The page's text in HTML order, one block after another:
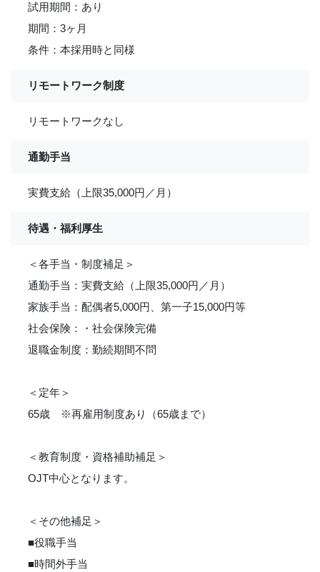
試用期間：あり
期間：3ヶ月
条件：本採用時と同様
リモートワーク制度
リモートワークなし
通勤手当
実費支給（上限35,000円／月）
待遇・福利厚生
＜各手当・制度補足＞
通勤手当：実費支給（上限35,000円／月）
家族手当：配偶者5,000円、第一子15,000円等
社会保険：・社会保険完備
退職金制度：勤続期間不問
＜定年＞
65歳 ※再雇用制度あり（65歳まで）
＜教育制度・資格補助補足＞
OJT中心となります。
＜その他補足＞
■役職手当
■時間外手当